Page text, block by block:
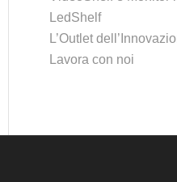
LedShelf
L’Outlet
Lavora con noi